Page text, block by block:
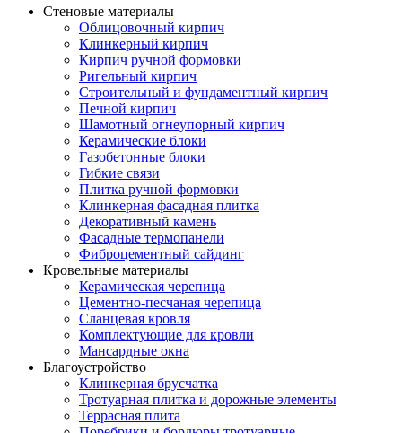
Стеновые материалы
Облицовочный кирпич
Клинкерный кирпич
Кирпич ручной формовки
Ригельный кирпич
Строительный и фундаментный кирпич
Печной кирпич
Шамотный огнеупорный кирпич
Керамические блоки
Газобетонные блоки
Гибкие связи
Плитка ручной формовки
Клинкерная фасадная плитка
Декоративный камень
Фасадные термопанели
Фиброцементный сайдинг
Кровельные материалы
Керамическая черепица
Цементно-песчаная черепица
Сланцевая кровля
Комплектующие для кровли
Мансардные окна
Благоустройство
Клинкерная брусчатка
Тротуарная плитка и дорожные элементы
Террасная плита